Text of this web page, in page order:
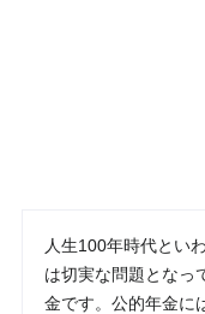
人生100年時代とい
は切実な問題となっ
金です。公的年金に